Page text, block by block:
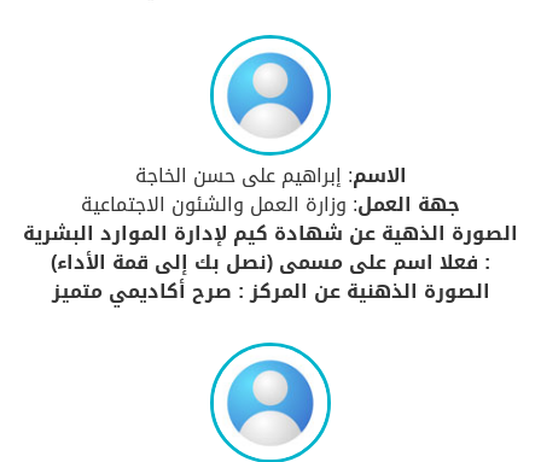
الاسم: إبراهيم على حسن الخاجة
جهة العمل: وزارة العمل والشئون الاجتماعية
الصورة الذهية عن شهادة كيم لإدارة الموارد البشرية
: فعلا اسم على مسمى (نصل بك إلى قمة الأداء)
الصورة الذهنية عن المركز : صرح أكاديمي متميز